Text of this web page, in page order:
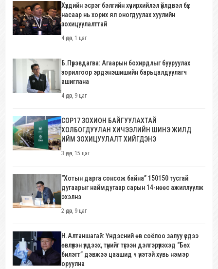
Хүүхдийн эсрэг бэлгийн хүчирхийлэл үйлдвэл бүх
насаар нь хорих ял оногдуулах хуулийн
зохицуулалттай
4 өдөр, 1 цаг
Б.Пүрэвдагва: Агаарын бохирдлыг бууруулах
зорилгоор эрдэнэшишийн барьцалдуулагч
ашиглана
4 өдөр, 9 цаг
COP17 ЗОХИОН БАЙГУУЛАХТАЙ
ХОЛБОГДУУЛАН ХИЧЭЭЛИЙН ШИНЭ ЖИЛД
ИЙМ ЗОХИЦУУЛАЛТ ХИЙГДЭНЭ
3 өдөр, 15 цаг
“Хотын дарга сонсож байна” 150150 тусгай
дугаарыг наймдугаар сарын 14-нөөс ажиллуулж
эхэлнэ
2 өдөр, 9 цаг
Н.Алтаншагай: Үндэсний өв соёлоо залуу үедээ
өвлүүлэн үлдээх, түүнийг түгээн дэлгэрүүлэхэд “Бөх
билэгт” дэвжээ цаашид ч үнэтэй хувь нэмэр
оруулна